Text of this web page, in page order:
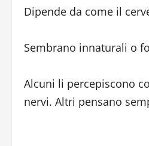
Dipende da come il
Sembrano innaturali o
Alcuni li percepiscono
nervi. Altri pensano